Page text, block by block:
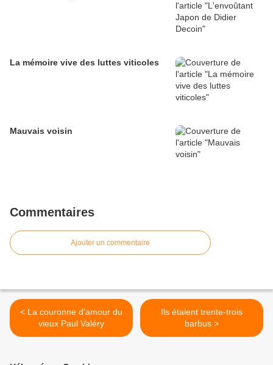
La mémoire vive des luttes viticoles
Mauvais voisin
Commentaires
Ajouter un commentaire
< La couronne d’amour du
vieux Paul Valéry
Ils étaient trente-trois
barbus >